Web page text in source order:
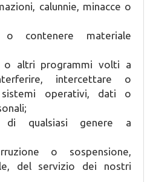
calunnie, minacce o
o contenere materiale
o altri programmi volti a
intercettare o
operativi, dati o
di qualsiasi genere a
o sospensione,
del servizio dei nostri